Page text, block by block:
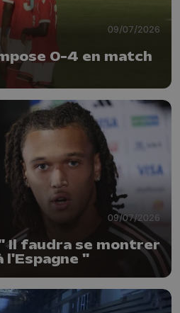
09/07/2026
0-4 en match
09/07/2026
Il faudra se montrer
l'Espagne "